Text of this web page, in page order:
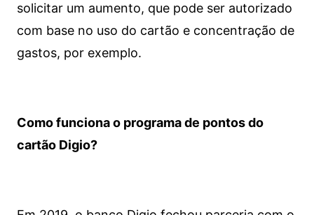
solicitar um aumento, que pode ser autorizado
com base no uso do cartão e concentração de
gastos, por exemplo.
Como funciona o programa de pontos do
cartão Digio?